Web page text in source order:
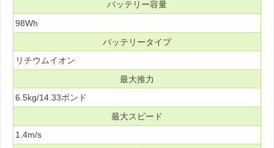
バッテリー容量
98Wh
バッテリータイプ
リチウムイオン
最大推力
6.5kg/14.33ポンド
最大スピード
1.4m/s